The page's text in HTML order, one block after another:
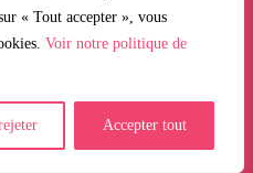
« Tout accepter », vous
Voir notre politique de
Accepter tout